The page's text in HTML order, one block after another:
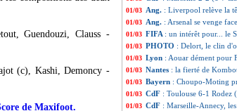
Guendouzi, Clauss -
(c), Kashi, Demoncy -
de Maxifoot.
01/03 Ang. : Liverpool relève la
01/03 Ang. : Arsenal se venge
01/03 FIFA : un intérêt pour... le
01/03 PHOTO : Delort, le clin
01/03 Lyon : Aouar dément pour
01/03 Nantes : la fierté de
01/03 Bayern : Choupo-Moting
01/03 CdF : Toulouse 6-1 Rodez
01/03 CdF : Marseille-Annecy,